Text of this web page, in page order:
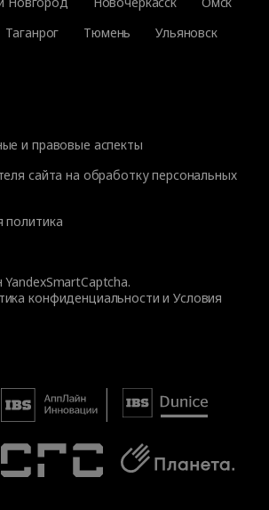
Таганрог Тюмень
Ульяновск
и правовые аспекты
сайта на обработку персональных
политика
конфиденциальности иУсловия